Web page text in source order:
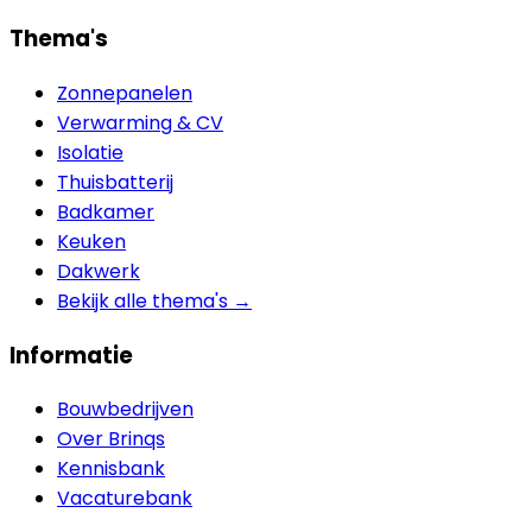
Thema's
Zonnepanelen
Verwarming & CV
Isolatie
Thuisbatterij
Badkamer
Keuken
Dakwerk
Bekijk alle thema's →
Informatie
Bouwbedrijven
Over Brinqs
Kennisbank
Vacaturebank